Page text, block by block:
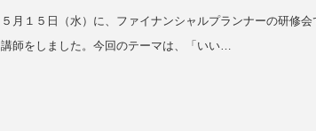
５月１５日（水）に、ファイナンシャルプランナーの研修会
講師をしました。今回のテーマは、「いい…